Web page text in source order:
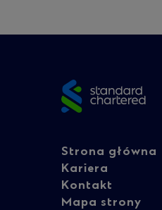
footer
Footer
Strona główna
Kariera
Kontakt
Mapa strony